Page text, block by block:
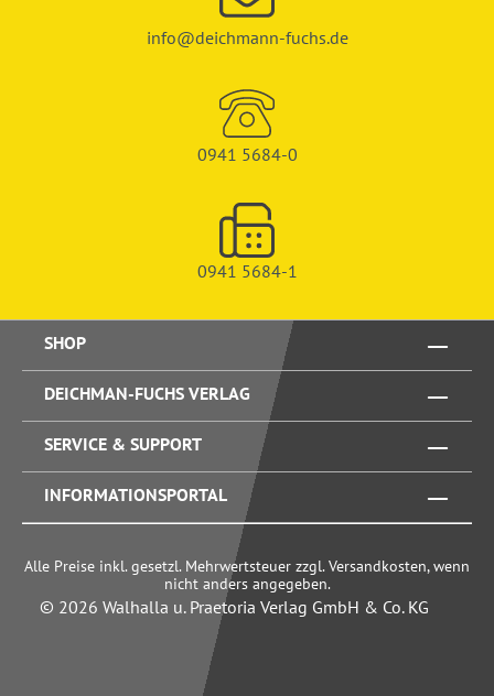
info@deichmann-fuchs.de
0941 5684-0
0941 5684-1
SHOP
DEICHMAN-FUCHS VERLAG
SERVICE & SUPPORT
INFORMATIONSPORTAL
Alle Preise inkl. gesetzl. Mehrwertsteuer zzgl. Versandkosten, wenn
nicht anders angegeben.
© 2026 Walhalla u. Praetoria Verlag GmbH & Co. KG